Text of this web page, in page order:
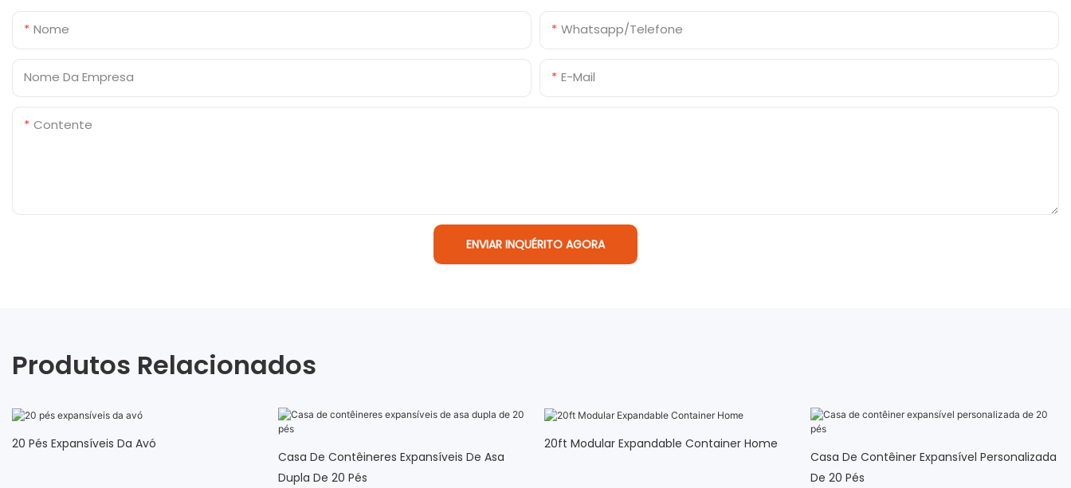
Nome Whatsapp/Telefone
Nome Da Empresa E-Mail
Contente
ENVIAR INQUÉRITO AGORA
Produtos Relacionados
20 Pés Expansíveis Da Avó
Casa De Contêineres Expansíveis De Asa
Dupla De 20 Pés
20ft Modular Expandable Container Home
Casa De Contêiner Expansível Personalizada
De 20 Pés